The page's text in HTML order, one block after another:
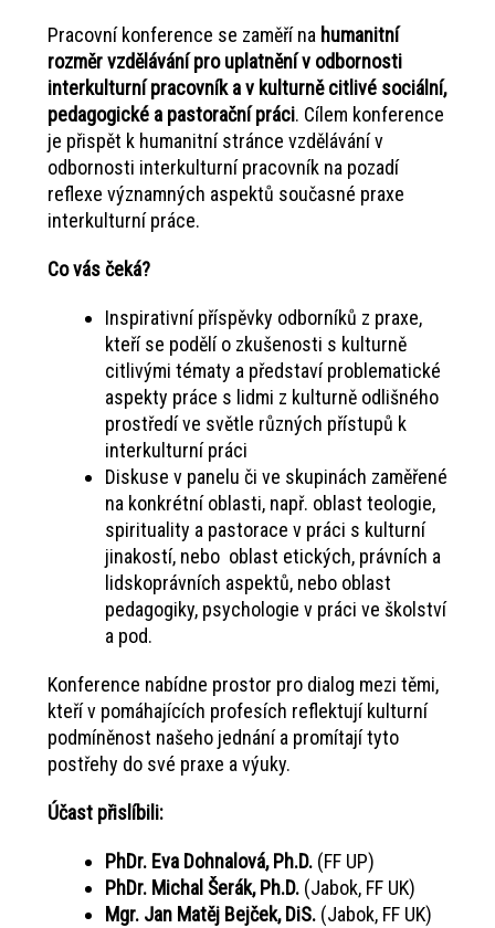
Pracovní konference se zaměří na humanitní
rozměr vzdělávání pro uplatnění v odbornosti
interkulturní pracovník a v kulturně citlivé sociální,
pedagogické a pastorační práci. Cílem konference
je přispět k humanitní stránce vzdělávání v
odbornosti interkulturní pracovník na pozadí
reflexe významných aspektů současné praxe
interkulturní práce.
Co vás čeká?
Inspirativní příspěvky odborníků z praxe,
kteří se podělí o zkušenosti s kulturně
citlivými tématy a představí problematické
aspekty práce s lidmi z kulturně odlišného
prostředí ve světle různých přístupů k
interkulturní práci
Diskuse v panelu či ve skupinách zaměřené
na konkrétní oblasti, např. oblast teologie,
spirituality a pastorace v práci s kulturní
jinakostí, nebo oblast etických, právních a
lidskoprávních aspektů, nebo oblast
pedagogiky, psychologie v práci ve školství
a pod.
Konference nabídne prostor pro dialog mezi těmi,
kteří v pomáhajících profesích reflektují kulturní
podmíněnost našeho jednání a promítají tyto
postřehy do své praxe a výuky.
Účast přislíbili:
PhDr. Eva Dohnalová, Ph.D.(FF UP)
PhDr. Michal Šerák, Ph.D.(Jabok, FF UK)
Mgr. Jan Matěj Bejček, DiS.(Jabok, FF UK)